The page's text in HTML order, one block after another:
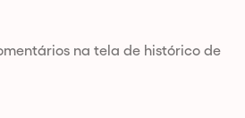
na tela de histórico de